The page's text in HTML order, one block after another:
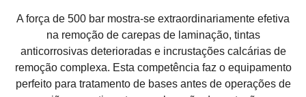
A força de 500 bar mostra-se extraordinariamente efetiva
na remoção de carepas de laminação, tintas
anticorrosivas deterioradas e incrustações calcárias de
remoção complexa. Esta competência faz o equipamento
perfeito para tratamento de bases antes de operações de